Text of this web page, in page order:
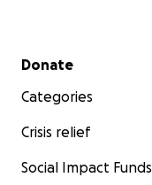
Secondary menu
Donate
Categories
Crisis relief
Social Impact Funds